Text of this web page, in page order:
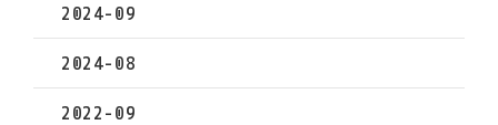
2024-09
2024-08
2022-09